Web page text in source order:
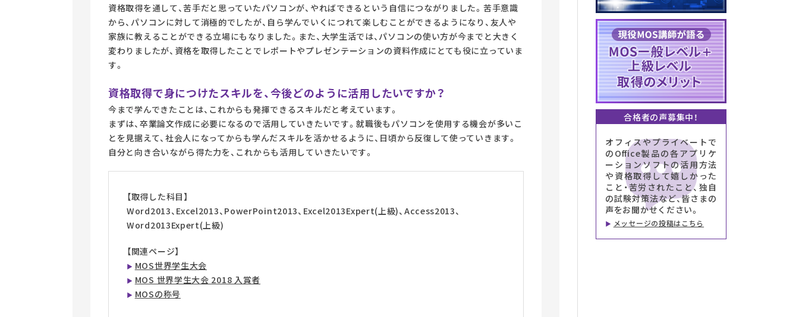
資格取得を通して、苦手だと思っていたパソコンが、やればできるという自信につながりました。苦手意識
から、パソコンに対して消極的でしたが、自ら学んでいくにつれて楽しむことができるようになり、友人や
家族に教えることができる立場にもなりました。また、大学生活では、パソコンの使い方が今までと大きく
変わりましたが、資格を取得したことでレポートやプレゼンテーションの資料作成にとても役に立っていま
す。
資格取得で身につけたスキルを、今後どのように活用したいですか？
今まで学んできたことは、これからも発揮できるスキルだと考えています。
まずは、卒業論文作成に必要になるので活用していきたいです。就職後もパソコンを使用する機会が多いこ
とを見据えて、社会人になってからも学んだスキルを活かせるように、日頃から反復して使っていきます。
自分と向き合いながら得た力を、これからも活用していきたいです。
【取得した科目】
Word2013、Excel2013、PowerPoint2013、Excel2013Expert(上級)、Access2013、
Word2013Expert(上級)
【関連ページ】
MOS世界学生大会
MOS 世界学生大会 2018 入賞者
MOSの称号
合格者の声募集中！
オフィスやプライベートで
のOffice製品の各アプリケ
ーションソフトの活用方法
や資格取得して嬉しかった
こと・苦労されたこと、独自
の試験対策法など、皆さまの
声をお聞かせください。
メッセージの投稿はこちら